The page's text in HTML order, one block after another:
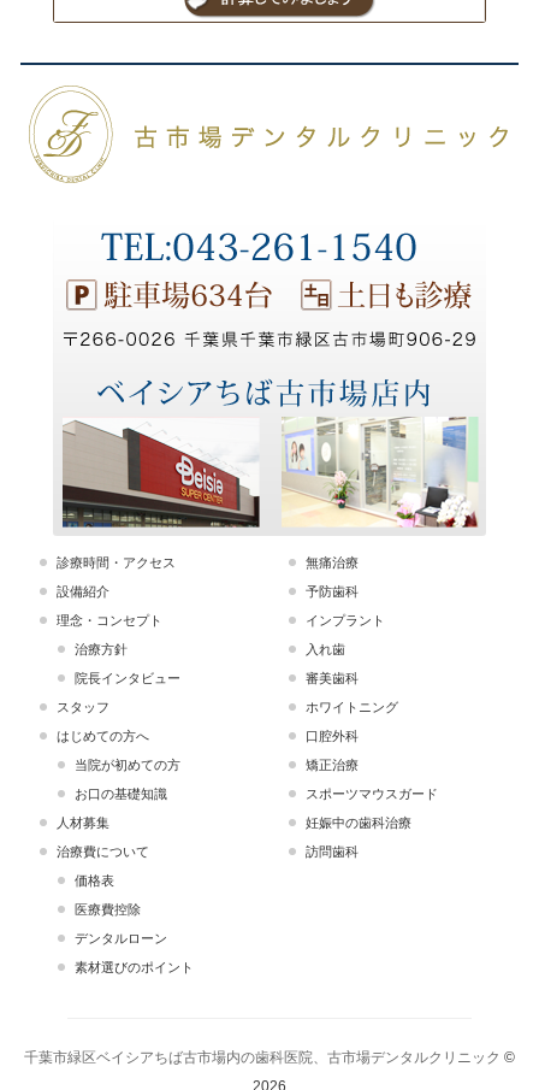
診療時間・アクセス
設備紹介
理念・コンセプト
治療方針
院長インタビュー
スタッフ
はじめての方へ
当院が初めての方
お口の基礎知識
人材募集
治療費について
価格表
医療費控除
デンタルローン
素材選びのポイント
無痛治療
予防歯科
インプラント
入れ歯
審美歯科
ホワイトニング
口腔外科
矯正治療
スポーツマウスガード
妊娠中の歯科治療
訪問歯科
千葉市緑区ベイシアちば古市場内の歯科医院、古市場デンタルクリニック ©